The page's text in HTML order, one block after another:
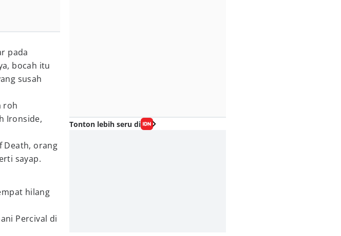
pada
bocah itu
susah
roh
Ironside,
Death, orang
sayap.
hilang
Percival di
Tonton lebih seru di